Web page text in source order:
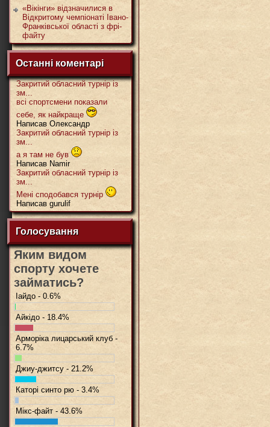
«Вікінги» відзначилися в
Відкритому чемпіонаті Івано-
Франківської області з фрі-
файту
Останні коментарі
Закритий обласний турнір із
зм...
всі спортсмени показали
себе, як найкраще
Написав Олександр
Закритий обласний турнір із
зм...
а я там не був
Написав Namir
Закритий обласний турнір із
зм...
Мені сподобався турнір
Написав gurulif
Голосування
Яким видом
спорту хочете
займатись?
Іайдо - 0.6%
Айкідо - 18.4%
Арморіка лицарський клуб -
6.7%
Джиу-джитсу - 21.2%
Каторі синто рю - 3.4%
Мікс-файт - 43.6%